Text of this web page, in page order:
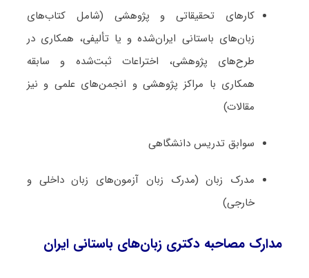
کارهای تحقیقاتی و پژوهشی (شامل کتاب‌های
زبان‌های باستانی ایران­‌شده و یا تألیفی، همکاری در
طرح‌های پژوهشی، اختراعات ثبت‌­شده و سابقه
همکاری با مراکز پژوهشی و انجمن‌های علمی و نیز
مقالات)
سوابق تدریس دانشگاهی
مدرک زبان (مدرک زبان آزمون‌های زبان داخلی و
خارجی)
مدارک مصاحبه دکتری زبان‌های باستانی ایران